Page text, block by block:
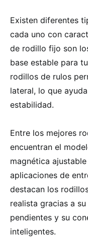
Existen diferentes
cada uno con
de rodillo fijo son
base estable para
rodillos de rulos
lateral, lo que
estabilidad.
Entre los mejores
encuentran el
magnética
aplicaciones de
destacan los
realista gracias a
pendientes y su
inteligentes.